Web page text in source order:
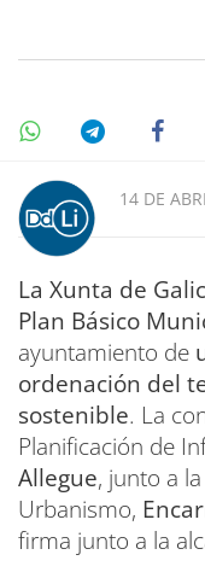
14 DE
La Xunta de
Plan Básico
ayuntamiento de
ordenación del
sostenible. La
Planificación de
Allegue, junto a
Urbanismo,
firma junto a la